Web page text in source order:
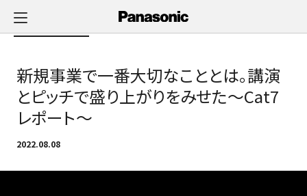
キ
新規事業で一番大切なこととは。講演
とピッチで盛り上がりをみせた～Cat7
レポート～
2022.08.08